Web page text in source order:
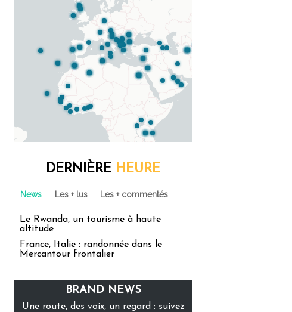
DERNIÈRE HEURE
News Les + lus Les + commentés
Le Rwanda, un tourisme à haute
altitude
France, Italie : randonnée dans le
Mercantour frontalier
BRAND NEWS
Une route, des voix, un regard : suivez